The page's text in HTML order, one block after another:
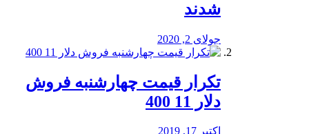
شدند
جولای 2, 2020
تکرار قیمت چهارشنبه فروش
دلار 11 400
اکتبر 17, 2019